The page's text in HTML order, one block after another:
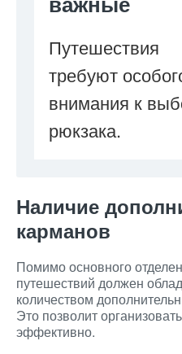
Путешествия
требуют
внимания к
рюкзака.
Наличие
карманов
Помимо основного
путешествий должен
количеством
Это позволит
эффективно.